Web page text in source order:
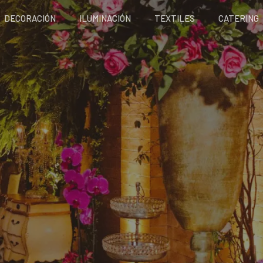
DECORACIÓN ILUMINACIÓN TEXTILES CATERING